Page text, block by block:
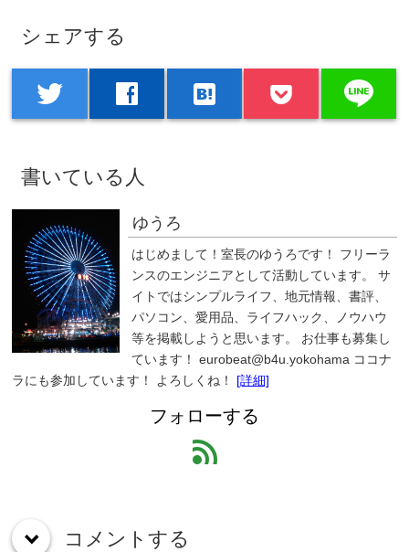
シェアする
twitter facebook hatenabookmark line
書いている人
ゆうろ
はじめまして！室長のゆうろです！ フリーラ
ンスのエンジニアとして活動しています。 サ
イトではシンプルライフ、地元情報、書評、
パソコン、愛用品、ライフハック、ノウハウ
等を掲載しようと思います。 お仕事も募集し
ています！ eurobeat@b4u.yokohama ココナ
ラにも参加しています！ よろしくね！ [詳細]
フォローする
feed
down コメントする